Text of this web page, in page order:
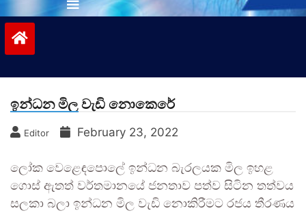
ඉන්ධන මිල වැඩි නොකෙරේ
Editor February 23, 2022
ලෝක වෙළෙඳපොලේ ඉන්ධන බැරලයක මිල ඉහළ
ගොස් ඇතත් වර්තමානයේ ජනතාව පත්ව සිටින තත්වය
සලකා බලා ඉන්ධන මිල වැඩි නොකිරීමට රජය තීරණය